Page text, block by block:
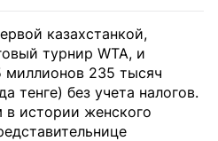
казахстанкой,
турнир WTA, и
миллионов 235 тысяч
тенге) без учета налогов.
истории женского